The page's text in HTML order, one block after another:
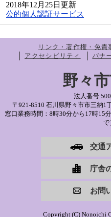
2018年12月25日更新
公的個人認証サービス
リンク・著作権・免責
アクセシビリティ
バナ
野々
法人番号
〒921-8510 石川県野々市市三納1
窓口業務時間：8時30分から17時15
で
交通
庁舎
お問
Copyright (C) Nonoichi